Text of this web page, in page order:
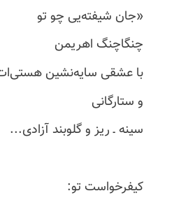
«جان شیفته‌یی چو تو
چنگاچنگ اهریمن
با عشقی سایه‌نشین
و ستارگانی
سینه ـ ریز و گلوبند آزادی...
کیفرخواست تو: